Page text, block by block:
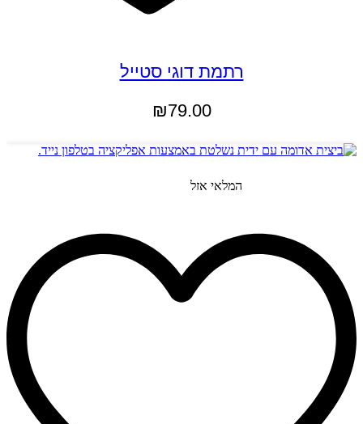
רתמת דוגי סטייל
₪79.00
המלאי אזל